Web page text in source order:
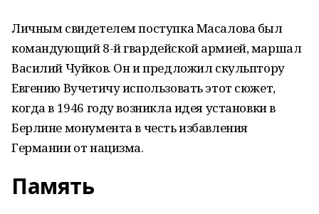
Личным свидетелем поступка Масалова был
командующий 8-й гвардейской армией, маршал
Василий Чуйков. Он и предложил скульптору
Евгению Вучетичу использовать этот сюжет,
когда в 1946 году возникла идея установки в
Берлине монумента в честь избавления
Германии от нацизма.
Память